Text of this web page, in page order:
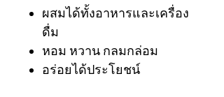
ผสมได้ทั้งอาหารและเครื่อง
ดื่ม
หอม หวาน กลมกล่อม
อร่อยได้ประโยชน์